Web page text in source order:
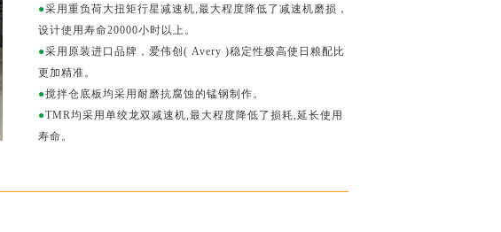
●采用重负荷大扭矩行星减速机,最大程度降低了减速机磨损，
设计使用寿命20000小时以上。
●采用原装进口品牌，爱伟创( Avery )稳定性极高使日粮配比
更加精准。
●搅拌仓底板均采用耐磨抗腐蚀的锰钢制作。
●TMR均采用单绞龙双减速机,最大程度降低了损耗,延长使用
寿命。